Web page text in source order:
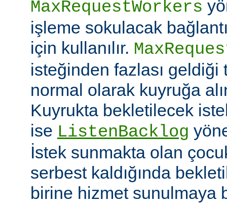
MaxRequestWorkers
işleme sokulacak bağlantı
için kullanılır.
isteğinden fazlası
normal olarak kuyruğa
Kuyrukta bekletilecek
ise ListenBacklog
İstek sunmakta olan
serbest kaldığında
birine hizmet sunulmaya